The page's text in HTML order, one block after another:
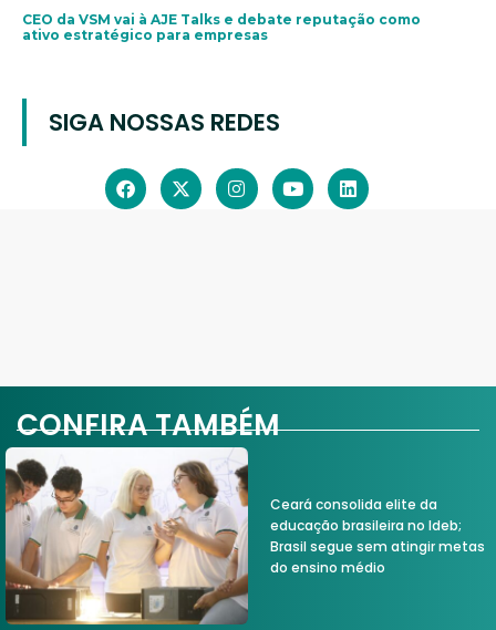
CEO da VSM vai à AJE Talks e debate reputação como
ativo estratégico para empresas
SIGA NOSSAS REDES
CONFIRA TAMBÉM
Ceará consolida elite da
educação brasileira no Ideb;
Brasil segue sem atingir metas
do ensino médio